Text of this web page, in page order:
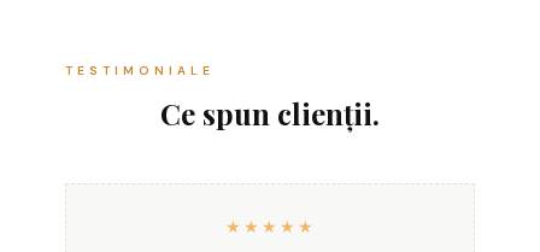
TESTIMONIALE
Ce spun clienții.
★★★★★